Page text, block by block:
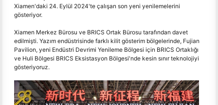
Xiamen'daki 24. Eylül 2024'te çalışan son yeni yenilemelerini
gösteriyor.
Xiamen Merkez Bürosu ve BRICS Ortak Bürosu tarafından davet
edilmişti. Yazım endüstrisinde farklı kilit gösterim bölgelerinde, Fujian
Pavilion, yeni Endüstri Devrimi Yenileme Bölgesi için BRICS Ortaklığı
ve Huli Bölgesi BRICS Eksistasyon Bölgesi'nde kesin sınır teknolojiyi
gösteriyoruz.